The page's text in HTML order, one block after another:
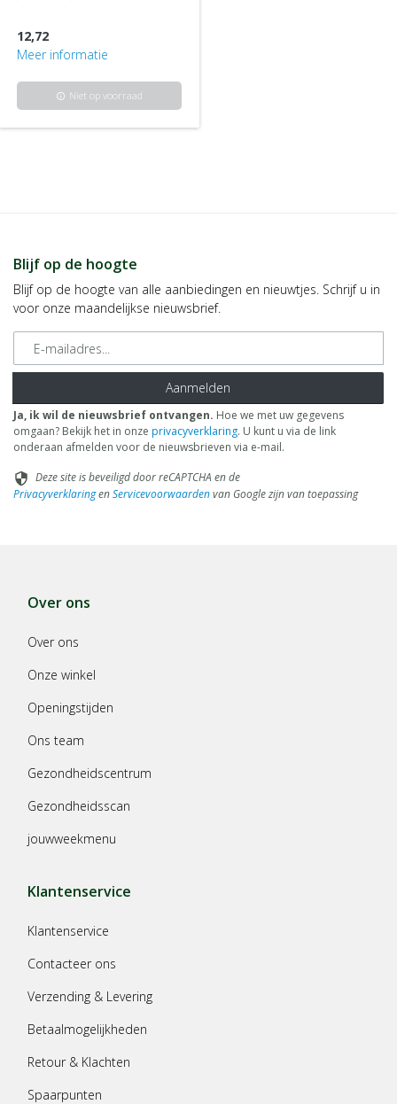
12,72
Meer informatie
info Niet op voorraad
Blijf op de hoogte
Blijf op de hoogte van alle aanbiedingen en nieuwtjes. Schrijf u in
voor onze maandelijkse nieuwsbrief.
E-mailadres
Aanmelden
Ja, ik wil de nieuwsbrief ontvangen. Hoe we met uw gegevens
omgaan? Bekijk het in onze privacyverklaring. U kunt u via de link
onderaan afmelden voor de nieuwsbrieven via e-mail.
security Deze site is beveiligd door reCAPTCHA en de
PrivacyverklaringenServicevoorwaardenvan Google zijn van toepassing
Over ons
Over ons
Onze winkel
Openingstijden
Ons team
Gezondheidscentrum
Gezondheidsscan
jouwweekmenu
Klantenservice
Klantenservice
Contacteer ons
Verzending & Levering
Betaalmogelijkheden
Retour & Klachten
Spaarpunten